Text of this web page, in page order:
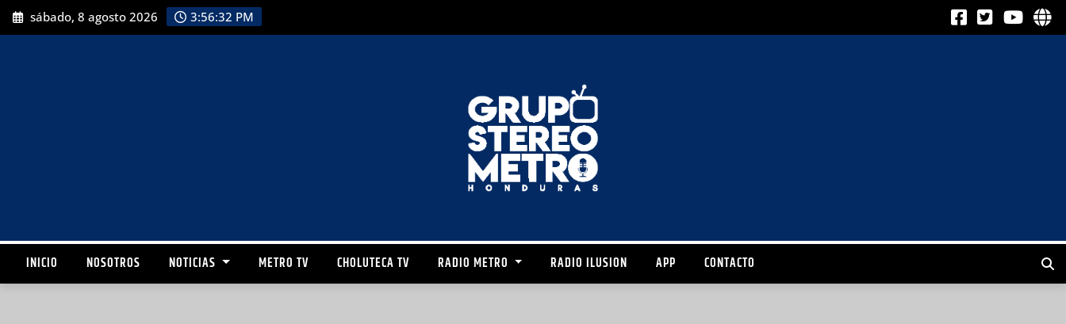
sábado, 8 agosto 2026 3:56:33 PM
INICIO NOSOTROS NOTICIAS METRO TV CHOLUTECA TV RADIO METRO RADIO ILUSION APP CONTACTO